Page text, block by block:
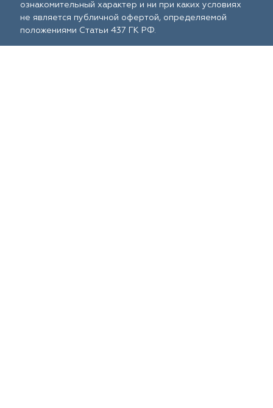
ознакомительный характер и ни при каких условиях
не является публичной офертой, определяемой
положениями Статьи 437 ГК РФ.